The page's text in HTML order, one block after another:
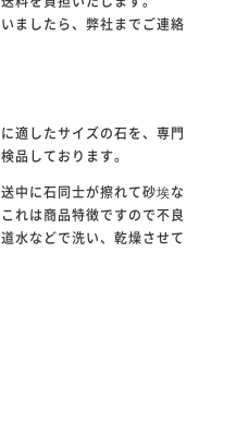
ましたら、弊社までご連絡
適したサイズの石を、専門
品しております。
中に石同士が擦れて砂埃な
れは商品特徴ですので不良
水などで洗い、乾燥させて